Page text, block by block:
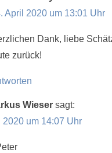
April 2020 um 13:01 Uhr
Dank, liebe
zurück!
Wieser sagt:
2020 um 14:07 Uhr